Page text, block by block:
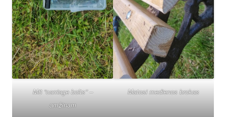
M8 “carriage bolts” –
amžinam
Matosi medienos brokas